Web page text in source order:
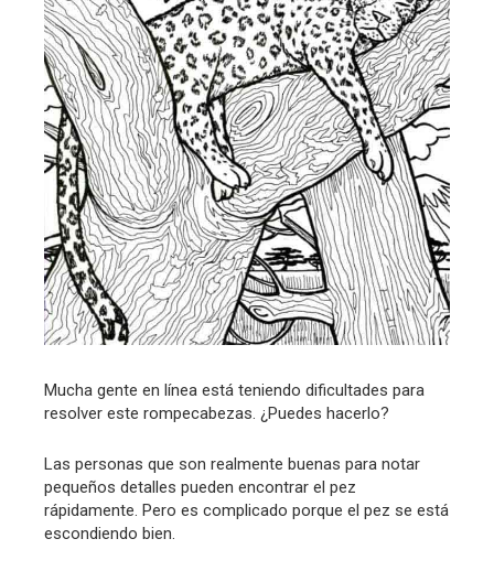
Mucha gente en línea está teniendo dificultades para
resolver este rompecabezas. ¿Puedes hacerlo?
Las personas que son realmente buenas para notar
pequeños detalles pueden encontrar el pez
rápidamente. Pero es complicado porque el pez se está
escondiendo bien.